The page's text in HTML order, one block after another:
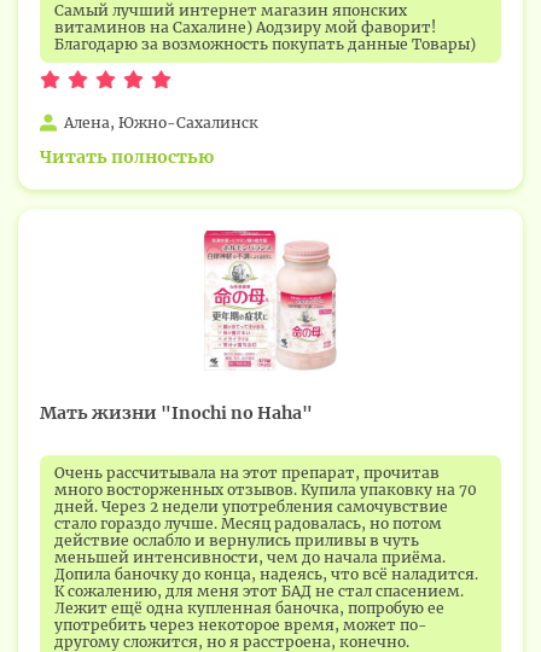
Самый лучший интернет магазин японских
витаминов на Сахалине) Аодзиру мой фаворит!
Благодарю за возможность покупать данные Товары)
Алена, Южно-Сахалинск
Читать полностью
Мать жизни "Inochi no Haha"
Очень рассчитывала на этот препарат, прочитав
много восторженных отзывов. Купила упаковку на 70
дней. Через 2 недели употребления самочувствие
стало гораздо лучше. Месяц радовалась, но потом
действие ослабло и вернулись приливы в чуть
меньшей интенсивности, чем до начала приёма.
Допила баночку до конца, надеясь, что всё наладится.
К сожалению, для меня этот БАД не стал спасением.
Лежит ещё одна купленная баночка, попробую ее
употребить через некоторое время, может по-
другому сложится, но я расстроена, конечно.